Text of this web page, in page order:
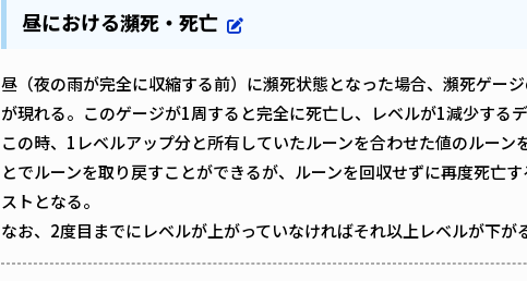
昼における瀕死・死亡
昼（夜の雨が完全に収縮する前）に瀕死状態となった場合、瀕死ゲー
が現れる。このゲージが1周すると完全に死亡し、レベルが1減少する
この時、1レベルアップ分と所有していたルーンを合わせた値のルーン
とでルーンを取り戻すことができるが、ルーンを回収せずに再度死亡
ストとなる。
なお、2度目までにレベルが上がっていなければそれ以上レベルが下が